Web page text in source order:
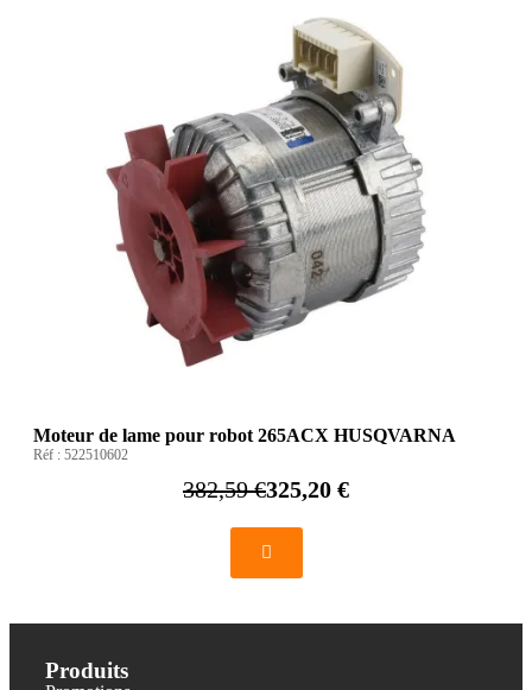
Moteur de lame pour robot 265ACX HUSQVARNA
Réf : 522510602
382,59 €325,20 €
Produits